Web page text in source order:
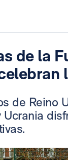
de la
de Reino
Ucrania